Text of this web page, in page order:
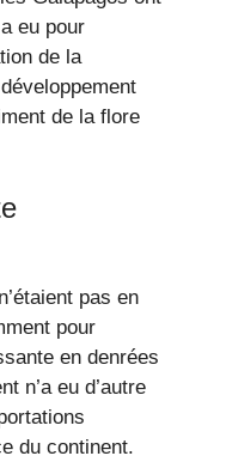
eu pour
de la
de la flore
pas en
pour
en denrées
n’a eu d’autre
du continent.